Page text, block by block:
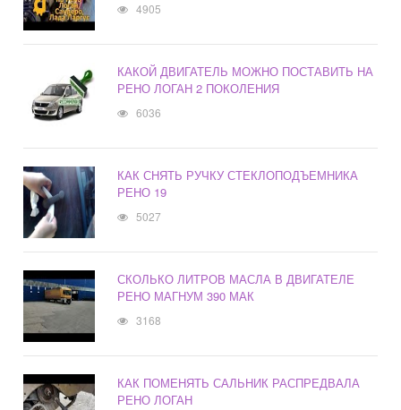
4905
КАКОЙ ДВИГАТЕЛЬ МОЖНО ПОСТАВИТЬ НА
РЕНО ЛОГАН 2 ПОКОЛЕНИЯ
6036
КАК СНЯТЬ РУЧКУ СТЕКЛОПОДЪЕМНИКА
РЕНО 19
5027
СКОЛЬКО ЛИТРОВ МАСЛА В ДВИГАТЕЛЕ
РЕНО МАГНУМ 390 МАК
3168
КАК ПОМЕНЯТЬ САЛЬНИК РАСПРЕДВАЛА
РЕНО ЛОГАН